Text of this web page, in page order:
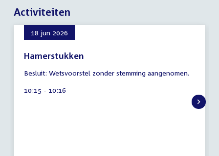
Activiteiten
18 jun 2026
Hamerstukken
augustus
Besluit: Wetsvoorstel zonder stemming aangenomen.
Tijd
10:15 - 10:16